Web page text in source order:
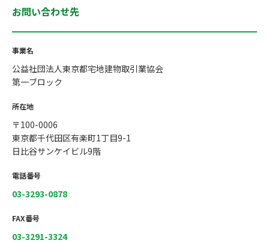
お問い合わせ先
事業名
公益社団法人東京都宅地建物取引業協会
第一ブロック
所在地
〒100-0006
東京都千代田区有楽町1丁目9-1
日比谷サンケイビル9階
電話番号
03-3293-0878
FAX番号
03-3291-3324